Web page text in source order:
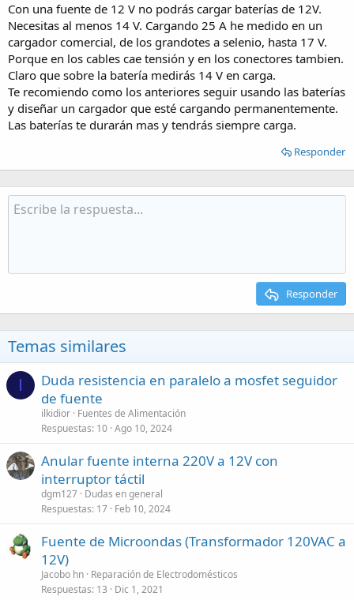
Con una fuente de 12 V no podrás cargar baterías de 12V.
Necesitas al menos 14 V. Cargando 25 A he medido en un
cargador comercial, de los grandotes a selenio, hasta 17 V.
Porque en los cables cae tensión y en los conectores tambien.
Claro que sobre la batería medirás 14 V en carga.
Te recomiendo como los anteriores seguir usando las baterías
y diseñar un cargador que esté cargando permanentemente.
Las baterías te durarán mas y tendrás siempre carga.
Responder
Responder
Temas similares
I
Duda resistencia en paralelo a mosfet seguidor
de fuente
ilkidior Fuentes de Alimentación
Respuestas 10 Ago 10, 2024
Anular fuente interna 220V a 12V con
interruptor táctil
dgm127 Dudas en general
Respuestas 17 Feb 10, 2024
Fuente de Microondas (Transformador 120VAC a
12V)
Jacobo hn Reparación de Electrodomésticos
Respuestas 13 Dic 1, 2021